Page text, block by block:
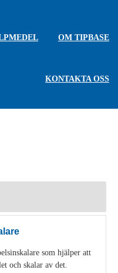
OM TIPBASE
KONTAKTA OSS
som hjälper att
och skalar av det.